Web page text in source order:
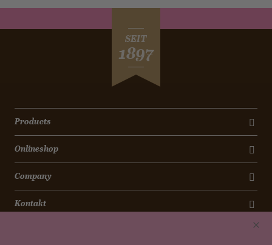
SEIT
1897
Products
Onlineshop
Company
Kontakt